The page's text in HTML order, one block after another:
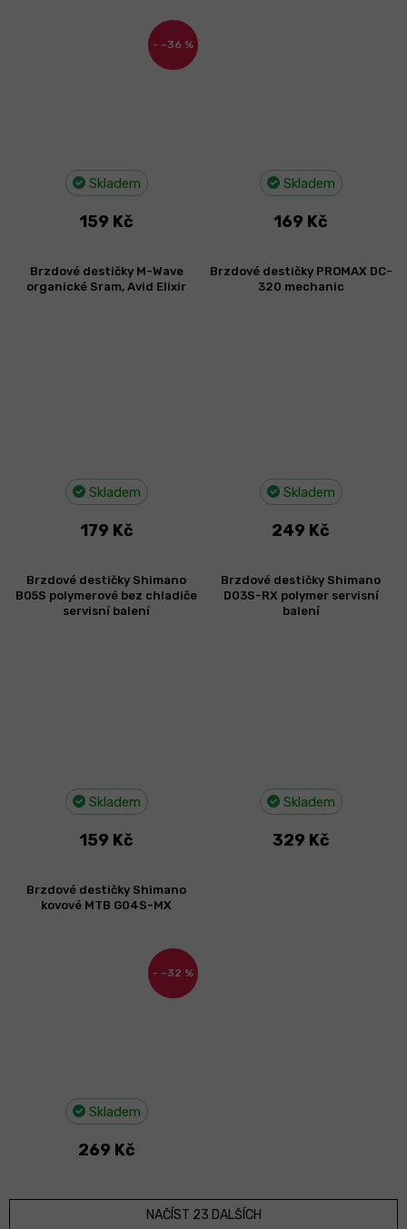
–36 %
Skladem
159 Kč
Skladem
169 Kč
Brzdové destičky M-Wave
organické Sram, Avid Elixir
Skladem
179 Kč
Brzdové destičky PROMAX DC-
320 mechanic
Skladem
249 Kč
Brzdové destičky Shimano
B05S polymerové bez chladiče
servisní balení
Skladem
159 Kč
Brzdové destičky Shimano
D03S-RX polymer servisní
balení
Skladem
329 Kč
–32 %
Brzdové destičky Shimano
kovové MTB G04S-MX
Skladem
269 Kč
NAČÍST 23 DALŠÍCH